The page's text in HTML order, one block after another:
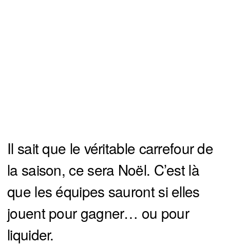
Il sait que le véritable carrefour de
la saison, ce sera Noël. C’est là
que les équipes sauront si elles
jouent pour gagner… ou pour
liquider.